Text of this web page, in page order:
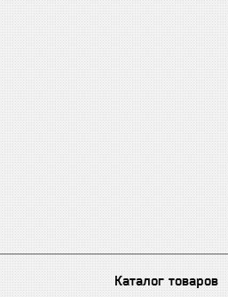
Каталог товаров